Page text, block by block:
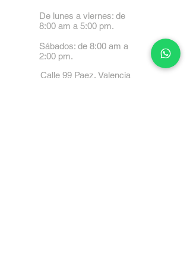
De lunes a viernes: de
8:00 am a 5:00 pm.
Sábados: de 8:00 am a
2:00 pm.
Calle 99 Paez, Valencia